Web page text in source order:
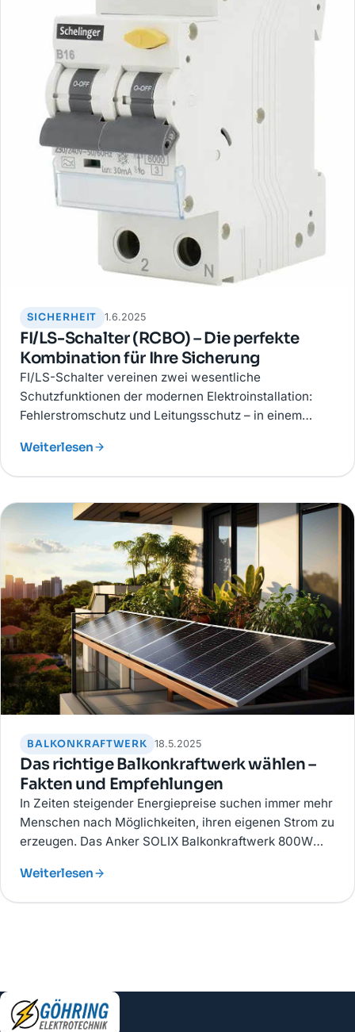
SICHERHEIT 1.6.2025
FI/LS-Schalter (RCBO) – Die perfekte
Kombination für Ihre Sicherung
FI/LS-Schalter vereinen zwei wesentliche
Schutzfunktionen der modernen Elektroinstallation:
Fehlerstromschutz und Leitungsschutz – in einem
Weiterlesen
BALKONKRAFTWERK 18.5.2025
Das richtige Balkonkraftwerk wählen –
Fakten und Empfehlungen
In Zeiten steigender Energiepreise suchen immer mehr
Menschen nach Möglichkeiten, ihren eigenen Strom zu
erzeugen. Das Anker SOLIX Balkonkraftwerk 800W
Weiterlesen